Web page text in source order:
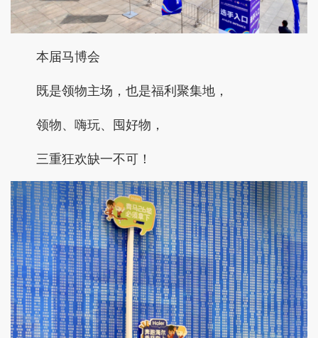
本届马博会
既是领物主场，也是福利聚集地，
领物、嗨玩、囤好物，
三重狂欢缺一不可！